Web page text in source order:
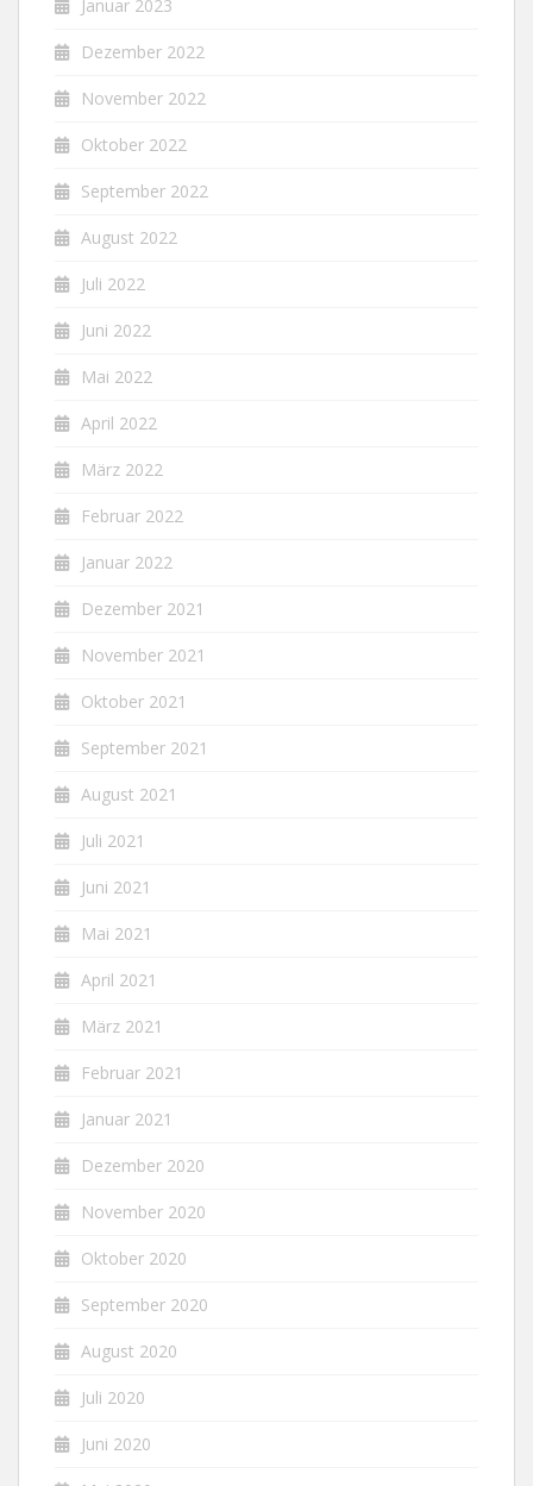
Januar 2023
Dezember 2022
November 2022
Oktober 2022
September 2022
August 2022
Juli 2022
Juni 2022
Mai 2022
April 2022
März 2022
Februar 2022
Januar 2022
Dezember 2021
November 2021
Oktober 2021
September 2021
August 2021
Juli 2021
Juni 2021
Mai 2021
April 2021
März 2021
Februar 2021
Januar 2021
Dezember 2020
November 2020
Oktober 2020
September 2020
August 2020
Juli 2020
Juni 2020